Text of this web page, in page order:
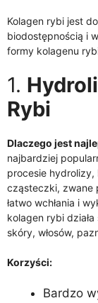
Kolagen rybi jest
biodostępnością i
formy kolagenu
1.
Rybi
Dlaczego jest
najbardziej
procesie hydrolizy,
cząsteczki, zwane
łatwo wchłania i
kolagen rybi
skóry, włosów,
Korzyści:
Bardzo